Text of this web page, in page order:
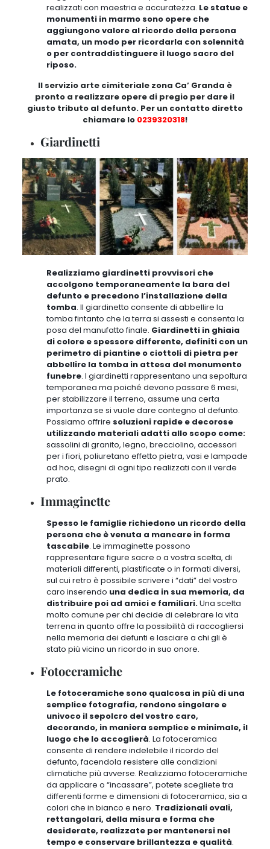
realizzati con maestria e accuratezza. Le statue e
monumenti in marmo sono opere che
aggiungono valore al ricordo della persona
amata, un modo per ricordarla con solennità
o per contraddistinguere il luogo sacro del
riposo.
Il servizio arte cimiteriale zona Ca’ Granda è
pronto a realizzare opere di pregio per dare il
giusto tributo al defunto. Per un contatto diretto
chiamare lo 0239320318!
Giardinetti
Realizziamo giardinetti provvisori che
accolgono temporaneamente la bara del
defunto e precedono l’installazione della
tomba. Il giardinetto consente di abbellire la
tomba fintanto che la terra si assesti e consenta la
posa del manufatto finale. Giardinetti in ghiaia
di colore e spessore differente, definiti con un
perimetro di piantine o ciottoli di pietra per
abbellire la tomba in attesa del monumento
funebre. I giardinetti rappresentano una sepoltura
temporanea ma poiché devono passare 6 mesi,
per stabilizzare il terreno, assume una certa
importanza se si vuole dare contegno al defunto.
Possiamo offrire soluzioni rapide e decorose
utilizzando materiali adatti allo scopo come:
sassolini di granito, legno, brecciolino, accessori
per i fiori, poliuretano effetto pietra, vasi e lampade
ad hoc, disegni di ogni tipo realizzati con il verde
prato.
Immaginette
Spesso le famiglie richiedono un ricordo della
persona che è venuta a mancare in forma
tascabile. Le immaginette possono
rappresentare figure sacre o a vostra scelta, di
materiali differenti, plastificate o in formati diversi,
sul cui retro è possibile scrivere i “dati” del vostro
caro inserendo una dedica in sua memoria, da
distribuire poi ad amici e familiari.Una scelta
molto comune per chi decide di celebrare la vita
terrena in quanto offre la possibilità di raccogliersi
nella memoria dei defunti e lasciare a chi gli è
stato più vicino un ricordo in suo onore.
Fotoceramiche
Le fotoceramiche sono qualcosa in più di una
semplice fotografia, rendono singolare e
univoco il sepolcro del vostro caro,
decorando, in maniera semplice e minimale, il
luogo che lo accoglierà. La fotoceramica
consente di rendere indelebile il ricordo del
defunto, facendola resistere alle condizioni
climatiche più avverse. Realizziamo fotoceramiche
da applicare o “incassare”, potete scegliete tra
differenti forme e dimensioni di fotoceramica, sia a
colori che in bianco e nero. Tradizionali ovali,
rettangolari, della misura e forma che
desiderate, realizzate per mantenersi nel
tempo e conservare brillantezza e qualità.